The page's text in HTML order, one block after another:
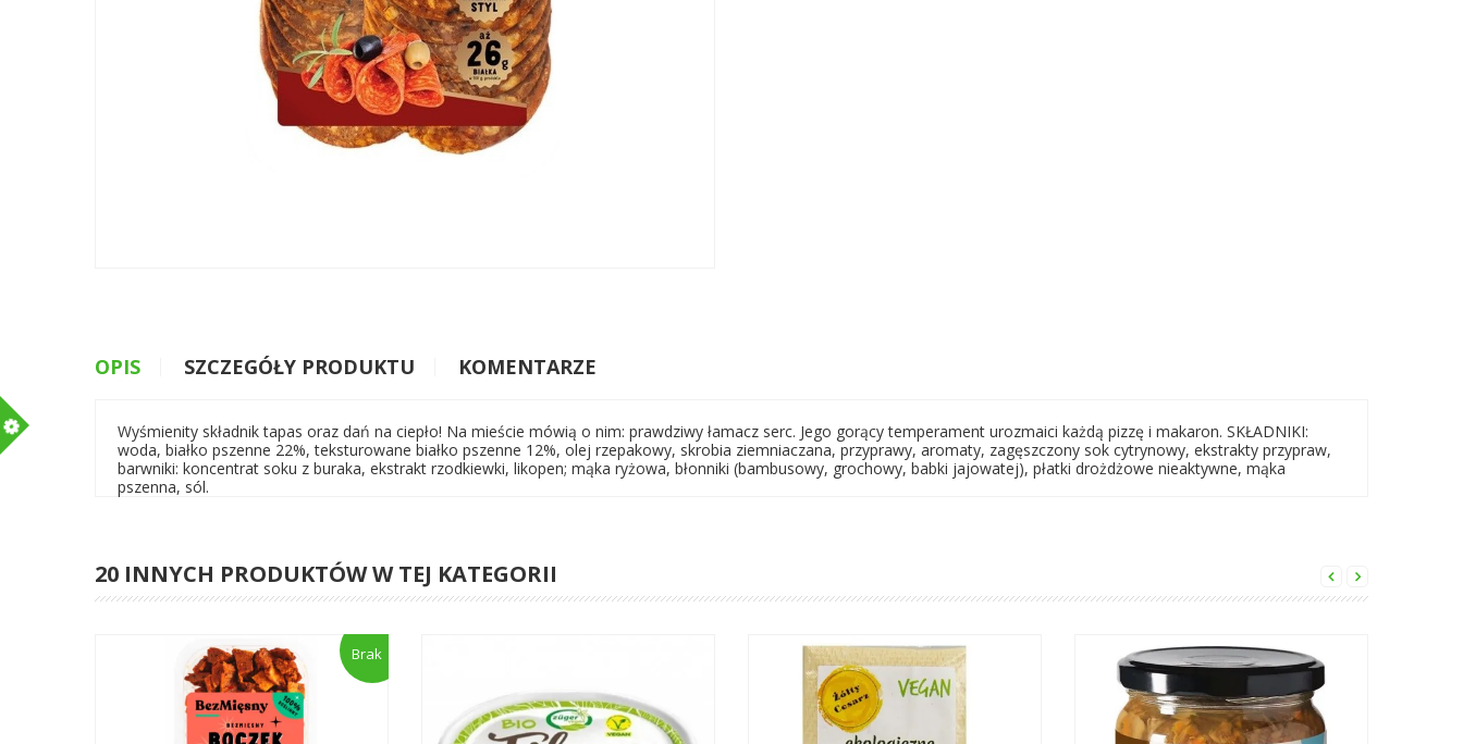
OPIS SZCZEGÓŁY PRODUKTU KOMENTARZE
Wyśmienity składnik tapas oraz dań na ciepło! Na mieście mówią o nim: prawdziwy łamacz serc. Jego gorący temperament urozmaici każdą pizzę i makaron. SKŁADNIKI:
woda, białko pszenne 22%, teksturowane białko pszenne 12%, olej rzepakowy, skrobia ziemniaczana, przyprawy, aromaty, zagęszczony sok cytrynowy, ekstrakty przypraw,
barwniki: koncentrat soku z buraka, ekstrakt rzodkiewki, likopen; mąka ryżowa, błonniki (bambusowy, grochowy, babki jajowatej), płatki drożdżowe nieaktywne, mąka
pszenna, sól.
20 INNYCH PRODUKTÓW W TEJ KATEGORII
Brak